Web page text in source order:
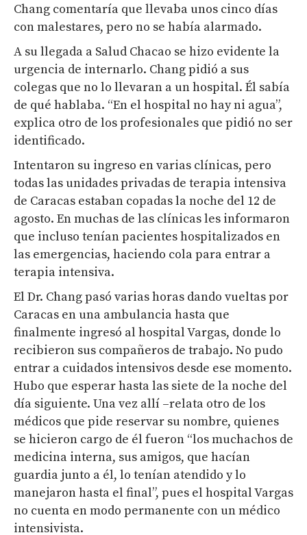
Chang comentaría que llevaba unos cinco días
con malestares, pero no se había alarmado.
A su llegada a Salud Chacao se hizo evidente la
urgencia de internarlo. Chang pidió a sus
colegas que no lo llevaran a un hospital. Él sabía
de qué hablaba. “En el hospital no hay ni agua”,
explica otro de los profesionales que pidió no ser
identificado.
Intentaron su ingreso en varias clínicas, pero
todas las unidades privadas de terapia intensiva
de Caracas estaban copadas la noche del 12 de
agosto. En muchas de las clínicas les informaron
que incluso tenían pacientes hospitalizados en
las emergencias, haciendo cola para entrar a
terapia intensiva.
El Dr. Chang pasó varias horas dando vueltas por
Caracas en una ambulancia hasta que
finalmente ingresó al hospital Vargas, donde lo
recibieron sus compañeros de trabajo. No pudo
entrar a cuidados intensivos desde ese momento.
Hubo que esperar hasta las siete de la noche del
día siguiente. Una vez allí –relata otro de los
médicos que pide reservar su nombre, quienes
se hicieron cargo de él fueron “los muchachos de
medicina interna, sus amigos, que hacían
guardia junto a él, lo tenían atendido y lo
manejaron hasta el final”, pues el hospital Vargas
no cuenta en modo permanente con un médico
intensivista.